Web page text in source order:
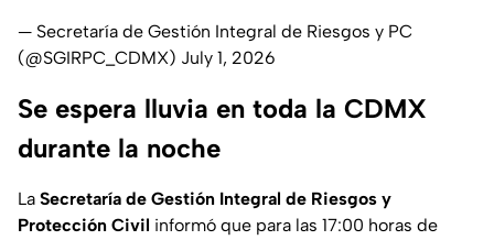
— Secretaría de Gestión Integral de Riesgos y PC
(@SGIRPC_CDMX) July 1, 2026
Se espera lluvia en toda la CDMX
durante la noche
La Secretaría de Gestión Integral de Riesgos y
Protección Civil informó que para las 17:00 horas de